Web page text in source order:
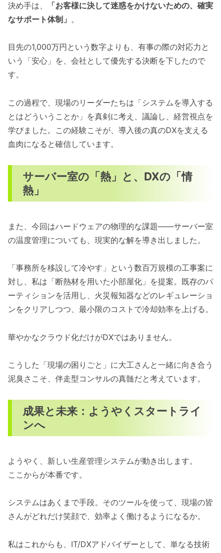
決め手は、
「お客様に決して迷惑をかけないための、確実
なサポート体制」 。
目先の1,000万円という数字よりも、有事の際の対応力と
いう「安心」を、会社として優先する決断を下したので
す。
この過程で、現場のリーダーたちは「システムを導入する
とはどういうことか」を真剣に考え、議論し、経営視点を
学びました。この経験こそが、導入後の真のDXを支える
血肉になると確信しています。
サーバー室の「熱」と、DXの「情
熱」
また、今回はハードウェアの物理的な課題――サーバー室
の温度管理についても、現実的な解を導き出しました。
「事務所を移設して冷やす」という数百万規模の工事案に
対し、私は「断熱材を用いた小部屋化」を提案。既存のパ
ーティションを活用し、火災報知器などのレギュレーショ
ンをクリアしつつ、最小限のコストで冷却効率を上げる。
華やかなクラウド化だけがDXではありません。
こうした「現場の困りごと」に大工さんと一緒に向き合う
泥臭さこそ、伴走型コンサルの真髄だと考えています。
成果と未来：ようやくスタートライ
ンへ
ようやく、新しい生産管理システムが動き出します。
ここからが本番です。
システムはあくまで手段。そのツールを使って、現場の皆
さんがどれだけ笑顔で、効率よく働けるようになるか。
私はこれからも、IT/DXアドバイザーとして、単なる技術